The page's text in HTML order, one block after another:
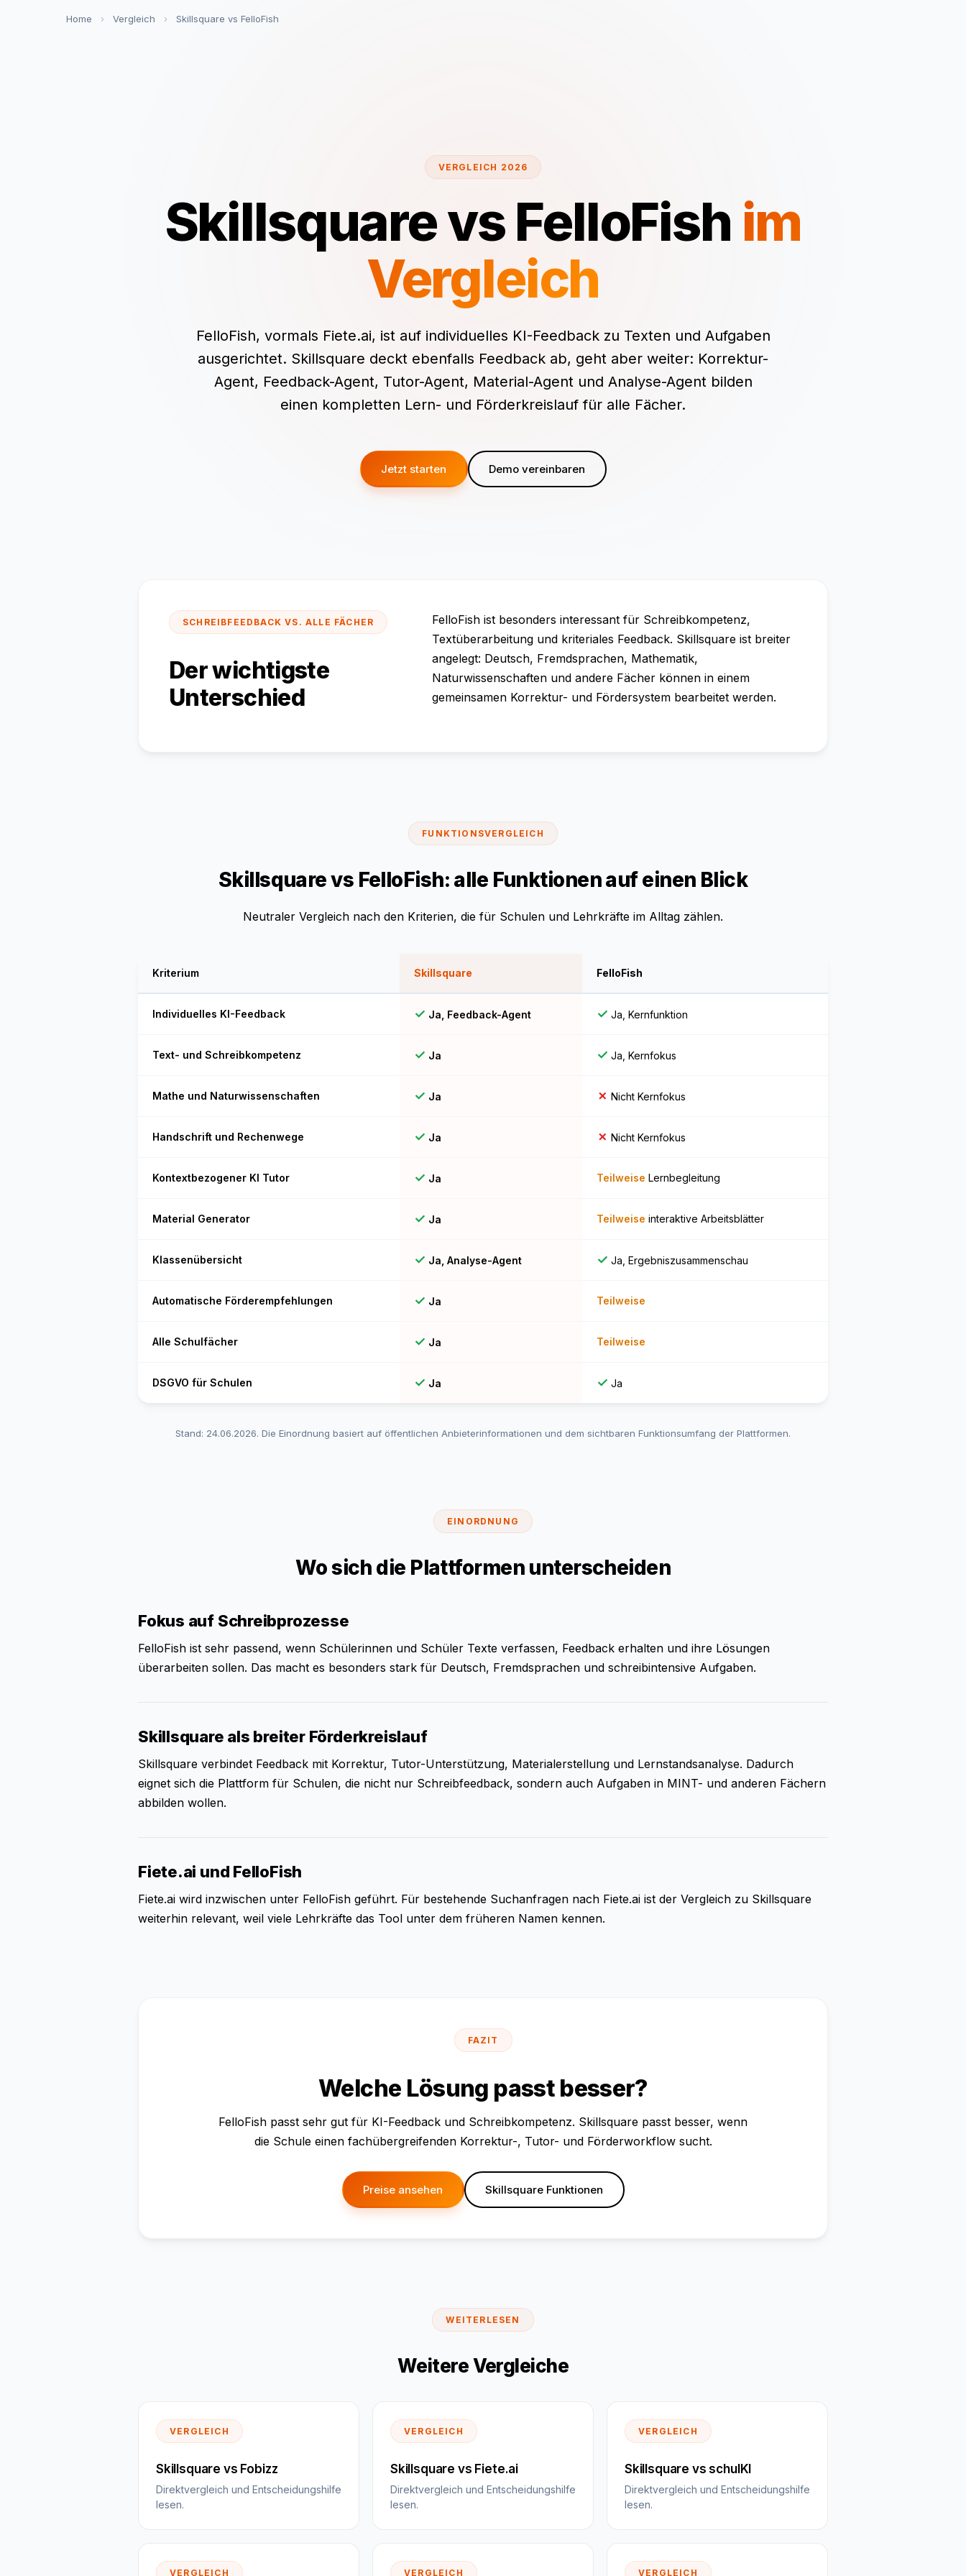
Home › Vergleich › Skillsquare vs FelloFish
VERGLEICH 2026
Skillsquare vs FelloFish im
Vergleich
FelloFish, vormals Fiete.ai, ist auf individuelles KI-Feedback zu Texten und Aufgaben
ausgerichtet. Skillsquare deckt ebenfalls Feedback ab, geht aber weiter: Korrektur-
Agent, Feedback-Agent, Tutor-Agent, Material-Agent und Analyse-Agent bilden
einen kompletten Lern- und Förderkreislauf für alle Fächer.
Jetzt starten Demo vereinbaren
SCHREIBFEEDBACK VS. ALLE FÄCHER
Der wichtigste
Unterschied
FelloFish ist besonders interessant für Schreibkompetenz,
Textüberarbeitung und kriteriales Feedback. Skillsquare ist breiter
angelegt: Deutsch, Fremdsprachen, Mathematik,
Naturwissenschaften und andere Fächer können in einem
gemeinsamen Korrektur- und Fördersystem bearbeitet werden.
FUNKTIONSVERGLEICH
Skillsquare vs FelloFish: alle Funktionen auf einen Blick
Neutraler Vergleich nach den Kriterien, die für Schulen und Lehrkräfte im Alltag zählen.
Kriterium Skillsquare FelloFish
Individuelles KI-Feedback ✓ Ja, Feedback-Agent ✓ Ja, Kernfunktion
Text- und Schreibkompetenz ✓ Ja ✓ Ja, Kernfokus
Mathe und Naturwissenschaften ✓ Ja ✗ Nicht Kernfokus
Handschrift und Rechenwege ✓ Ja ✗ Nicht Kernfokus
Kontextbezogener KI Tutor ✓ Ja Teilweise Lernbegleitung
Material Generator ✓ Ja Teilweise interaktive Arbeitsblätter
Klassenübersicht ✓ Ja, Analyse-Agent ✓ Ja, Ergebniszusammenschau
Automatische Förderempfehlungen ✓ Ja Teilweise
Alle Schulfächer ✓ Ja Teilweise
DSGVO für Schulen ✓ Ja ✓ Ja
Stand: 24.06.2026. Die Einordnung basiert auf öffentlichen Anbieterinformationen und dem sichtbaren Funktionsumfang der Plattformen.
EINORDNUNG
Wo sich die Plattformen unterscheiden
Fokus auf Schreibprozesse
FelloFish ist sehr passend, wenn Schülerinnen und Schüler Texte verfassen, Feedback erhalten und ihre Lösungen
überarbeiten sollen. Das macht es besonders stark für Deutsch, Fremdsprachen und schreibintensive Aufgaben.
Skillsquare als breiter Förderkreislauf
Skillsquare verbindet Feedback mit Korrektur, Tutor-Unterstützung, Materialerstellung und Lernstandsanalyse. Dadurch
eignet sich die Plattform für Schulen, die nicht nur Schreibfeedback, sondern auch Aufgaben in MINT- und anderen Fächern
abbilden wollen.
Fiete.ai und FelloFish
Fiete.ai wird inzwischen unter FelloFish geführt. Für bestehende Suchanfragen nach Fiete.ai ist der Vergleich zu Skillsquare
weiterhin relevant, weil viele Lehrkräfte das Tool unter dem früheren Namen kennen.
FAZIT
Welche Lösung passt besser?
FelloFish passt sehr gut für KI-Feedback und Schreibkompetenz. Skillsquare passt besser, wenn
die Schule einen fachübergreifenden Korrektur-, Tutor- und Förderworkflow sucht.
Preise ansehen Skillsquare Funktionen
WEITERLESEN
Weitere Vergleiche
VERGLEICH
Skillsquare vs Fobizz
Direktvergleich und Entscheidungshilfe
lesen.
VERGLEICH
Skillsquare vs Fiete.ai
Direktvergleich und Entscheidungshilfe
lesen.
VERGLEICH
Skillsquare vs schulKI
Direktvergleich und Entscheidungshilfe
lesen.
VERGLEICH VERGLEICH VERGLEICH